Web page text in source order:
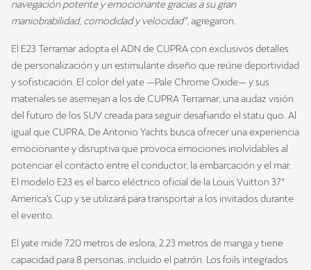
navegación potente y emocionante gracias a su gran
maniobrabilidad, comodidad y velocidad”, agregaron.
El E23 Terramar adopta el ADN de CUPRA con exclusivos detalles
de personalización y un estimulante diseño que reúne deportividad
y sofisticación. El color del yate —Pale Chrome Oxide— y sus
materiales se asemejan a los de CUPRA Terramar, una audaz visión
del futuro de los SUV creada para seguir desafiando el statu quo. Al
igual que CUPRA, De Antonio Yachts busca ofrecer una experiencia
emocionante y disruptiva que provoca emociones inolvidables al
potenciar el contacto entre el conductor, la embarcación y el mar.
El modelo E23 es el barco eléctrico oficial de la Louis Vuitton 37ª
America’s Cup y se utilizará para transportar a los invitados durante
el evento.
El yate mide 7.20 metros de eslora, 2.23 metros de manga y tiene
capacidad para 8 personas, incluido el patrón. Los foils integrados